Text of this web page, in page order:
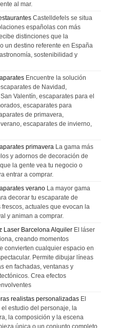
al mar.
Castelldefels se situa
españolas con más
distinciones que la
un destino referente en España
sostenibilidad y
Encuentre la solución
de Navidad,
Valentín, escaparates para el
escaparates para
de primavera,
escaparates de invierno,
primavera La gama más
y adornos de decoración de
la gente vea tu negocio o
entrar a comprar.
verano La mayor gama
decorar tu escaparate de
actuales que evocan la
y animan a comprar.
Laser Barcelona Alquiler El láser
creando momentos
convierten cualquier espacio en
Permite dibujar líneas
en fachadas, ventanas y
Crea efectos
realistas personalizadas El
estudio del personaje, la
la composición y la escena
única o un conjunto completo